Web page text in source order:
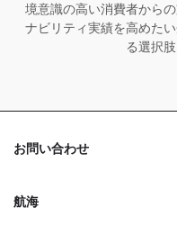
境意識の高い消費者から
ナビリティ実績を高めた
る選択
お問い合わせ
航海